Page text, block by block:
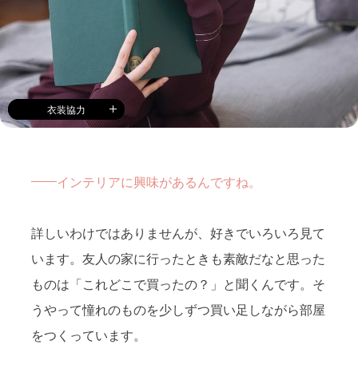
衣装協力
インテリアに興味があるんですね。
詳しいわけではありませんが、好きでいろいろ見て
います。友人の家に行ったときも素敵だなと思った
ものは「これどこで買ったの？」と聞くんです。そ
うやって憧れのものを少しずつ買い足しながら部屋
をつくっています。